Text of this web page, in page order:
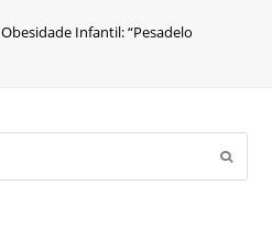
Obesidade Infantil: “Pesadelo